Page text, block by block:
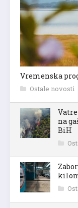
Vremenska
Ostale novosti
na
BiH